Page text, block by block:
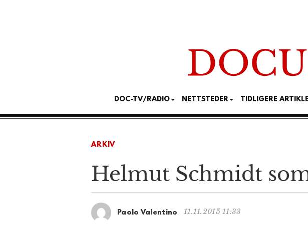
DOC-TV/RADIO NETTSTEDER TIDLIGERE
ARKIV
Helmut Schmidt
Paolo Valentino 11.11.2015 11:33